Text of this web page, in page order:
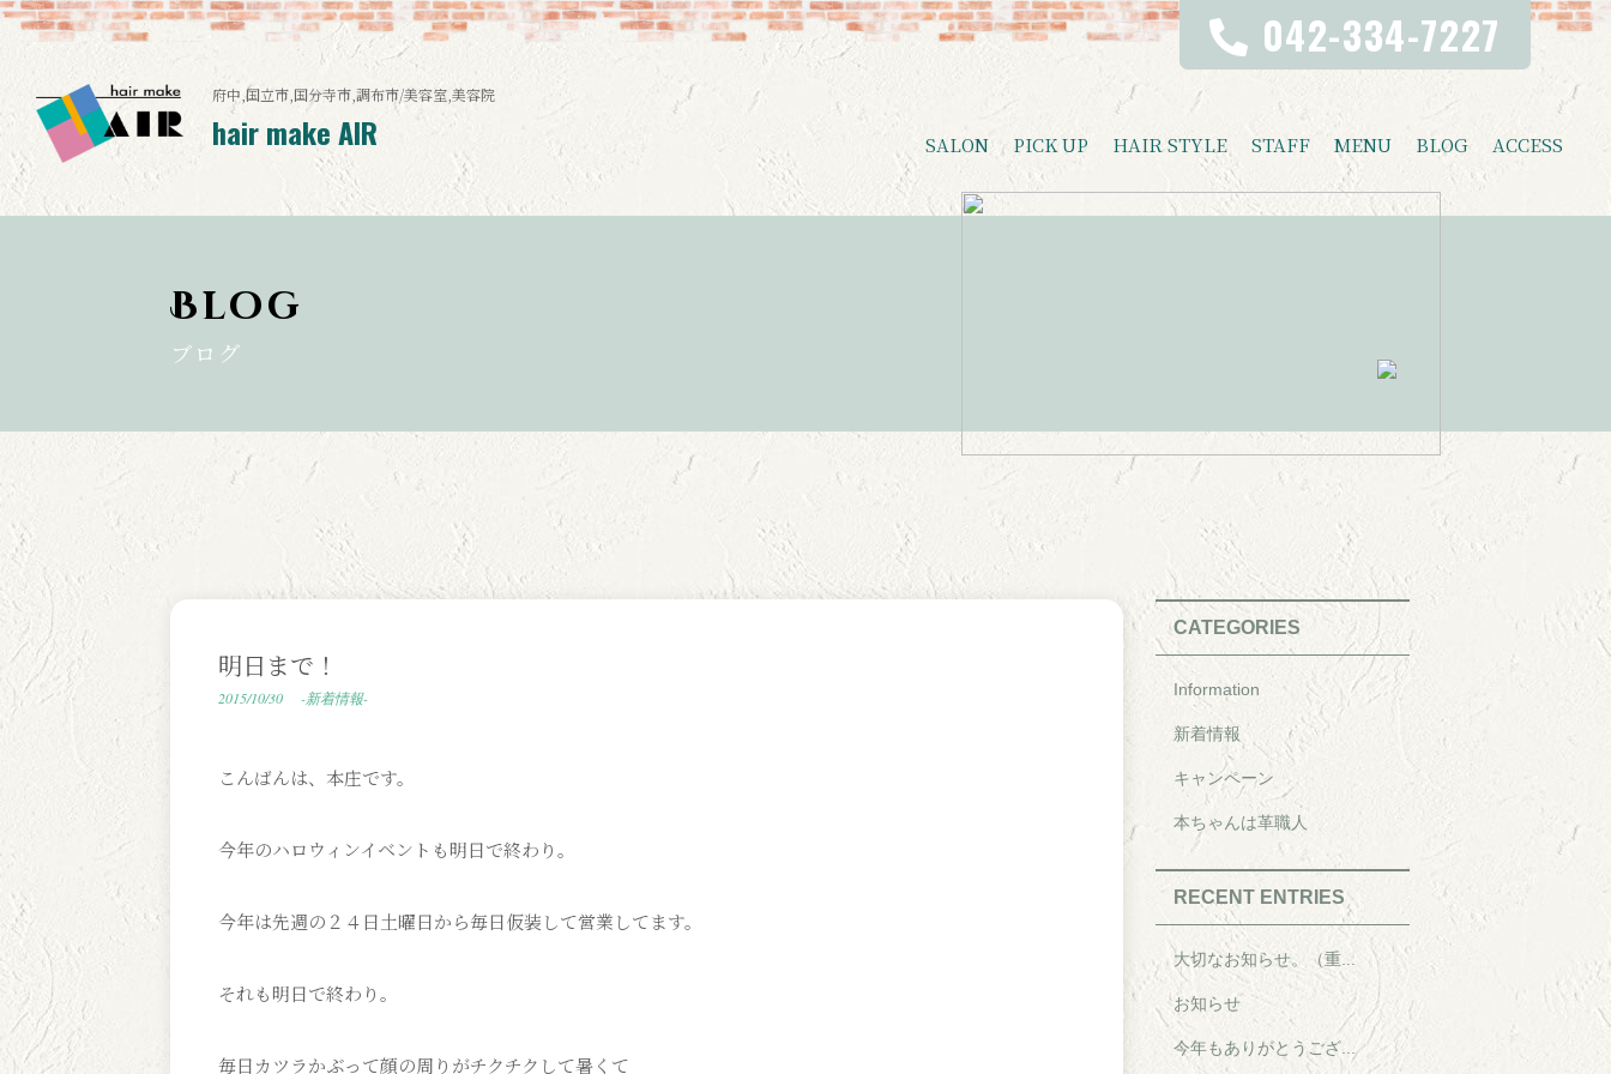
042-334-7227
府中,国立市,国分寺市,調布市/美容室,美容院
hair make AIR SALON PICK UP HAIR STYLE STAFF MENU BLOG ACCESS
Blog
ブログ
明日まで！
2015/10/30 -新着情報-
こんばんは、本庄です。
今年のハロウィンイベントも明日で終わり。
今年は先週の２４日土曜日から毎日仮装して営業してます。
それも明日で終わり。
毎日カツラかぶって顔の周りがチクチクして暑くて
CATEGORIES
Information
新着情報
キャンペーン
本ちゃんは革職人
RECENT ENTRIES
大切なお知らせ。（重...
お知らせ
今年もありがとうござ...